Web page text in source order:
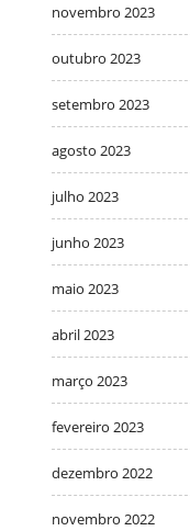
novembro 2023
outubro 2023
setembro 2023
agosto 2023
julho 2023
junho 2023
maio 2023
abril 2023
março 2023
fevereiro 2023
dezembro 2022
novembro 2022